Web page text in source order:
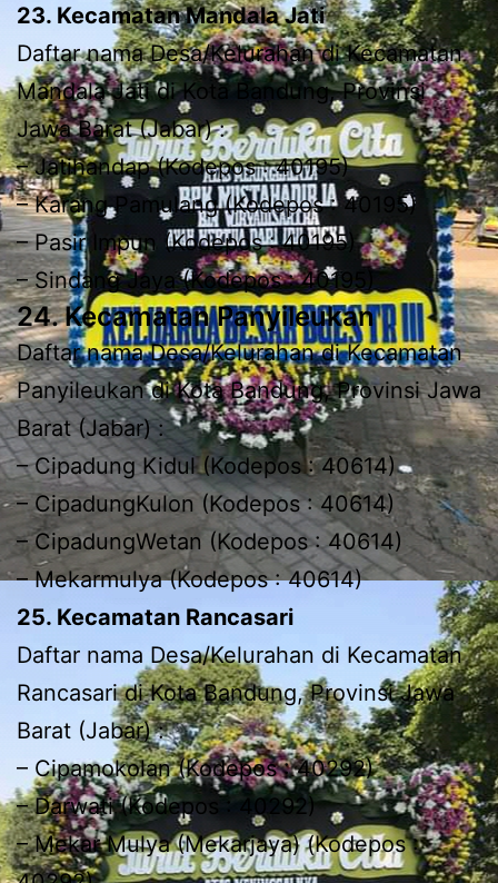
23. Kecamatan Mandala Jati
Daftar nama Desa/Kelurahan di Kecamatan
Mandala Jati di Kota Bandung, Provinsi
Jawa Barat (Jabar) :
– Jatihandap (Kodepos : 40195)
– Karang Pamulang (Kodepos : 40195)
– Pasir Impun (Kodepos : 40195)
– Sindang Jaya (Kodepos : 40195)
24. Kecamatan Panyileukan
Daftar nama Desa/Kelurahan di Kecamatan
Panyileukan di Kota Bandung, Provinsi Jawa
Barat (Jabar) :
– Cipadung Kidul (Kodepos : 40614)
– CipadungKulon (Kodepos : 40614)
– CipadungWetan (Kodepos : 40614)
– Mekarmulya (Kodepos : 40614)
25. Kecamatan Rancasari
Daftar nama Desa/Kelurahan di Kecamatan
Rancasari di Kota Bandung, Provinsi Jawa
Barat (Jabar) :
– Cipamokolan (Kodepos : 40292)
– Darwati (Kodepos : 40292)
– Mekar Mulya (Mekarjaya) (Kodepos :